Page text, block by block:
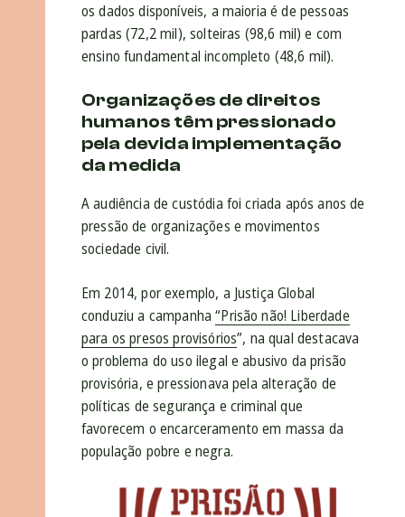
os dados disponíveis, a maioria é de pessoas
pardas (72,2 mil), solteiras (98,6 mil) e com
ensino fundamental incompleto (48,6 mil).
Organizações de direitos
humanos têm pressionado
pela devida implementação
da medida
A audiência de custódia foi criada após anos de
pressão de organizações e movimentos
sociedade civil.
Em 2014, por exemplo, a Justiça Global
conduziu a campanha“Prisão não! Liberdade
para os presos provisórios”, na qual destacava
o problema do uso ilegal e abusivo da prisão
provisória, e pressionava pela alteração de
políticas de segurança e criminal que
favorecem o encarceramento em massa da
população pobre e negra.